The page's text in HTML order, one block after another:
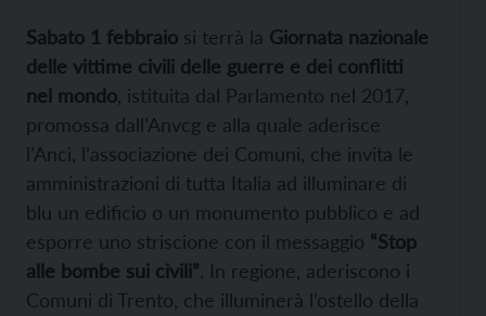
Sabato 1 febbraio si terrà la Giornata nazionale
delle vittime civili delle guerre e dei conflitti
nel mondo, istituita dal Parlamento nel 2017,
promossa dall’Anvcg e alla quale aderisce
l’Anci, l’associazione dei Comuni, che invita le
amministrazioni di tutta Italia ad illuminare di
blu un edificio o un monumento pubblico e ad
esporre uno striscione con il messaggio “Stop
alle bombe sui civili”. In regione, aderiscono i
Comuni di Trento, che illuminerà l’ostello della